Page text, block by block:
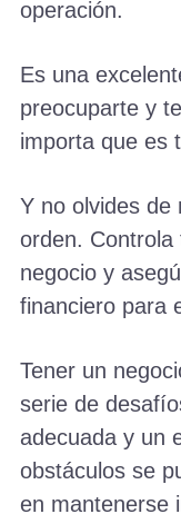
operación.
Es una
preocuparte y
importa que es
Y no olvides de
orden.
negocio y
financiero para
Tener un
serie de
adecuada y un
obstáculos se
en mantenerse